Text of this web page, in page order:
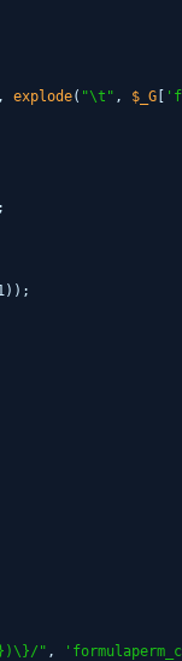
explode( "\t" , $_G
" ,